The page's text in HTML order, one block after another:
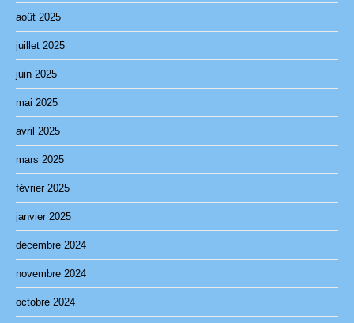
août 2025
juillet 2025
juin 2025
mai 2025
avril 2025
mars 2025
février 2025
janvier 2025
décembre 2024
novembre 2024
octobre 2024